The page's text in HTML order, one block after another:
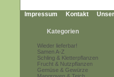
Impressum Kontakt
Kategorien
Wieder lieferbar!
Samen A-Z
Schling & Kletterpflanzen
Frucht & Nutzpflanzen
Gemüse & Gewürze